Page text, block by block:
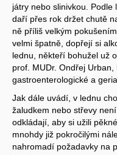
játry nebo slinivkou.
daří přes rok držet chutě
ně příliš velkým
velmi špatně, dopřejí si
lednu, někteří bohužel už
prof. MUDr. Ondřej
gastroenterologické a
Jak dále uvádí, v lednu
žaludkem nebo střevy
odkládají, aby si užili
mnohdy již pokročilými
nahromadí požadavky na